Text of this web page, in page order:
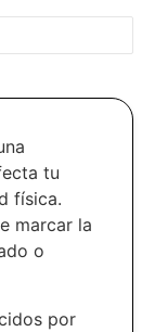
tu
física.
marcar la
o
por